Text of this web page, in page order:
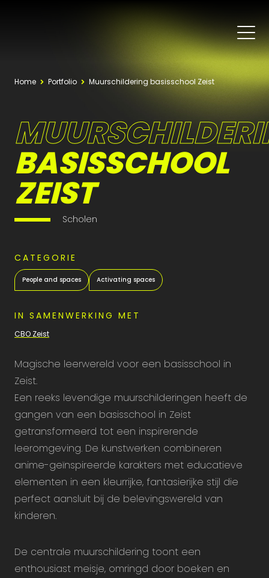
Home Portfolio Muurschildering basisschool Zeist
CATEGORIE
People and spaces Activating spaces
IN SAMENWERKING MET
CBO Zeist
BASISSCHOOL
ZEIST
Scholen
Magische leerwereld voor een basisschool in
Zeist.
Een reeks levendige muurschilderingen heeft de
gangen van een basisschool in Zeist
getransformeerd tot een inspirerende
leeromgeving. De kunstwerken combineren
anime-geïnspireerde karakters met educatieve
elementen in een kleurrijke, fantasierijke stijl die
perfect aansluit bij de belevingswereld van
kinderen.
De centrale muurschildering toont een
enthousiast meisje, omringd door boeken en